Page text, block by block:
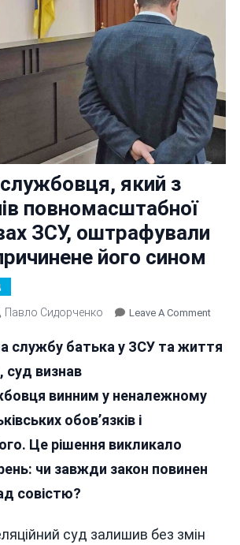
який з
повномасштабної
ЗСУ, оштрафували
його сином
Павло Сидорченко Leave A CommentOn
Який
службу батька у ЗСУ та життя
суд визнав
винним у неналежному
обов’язків і
Це рішення викликало
чи завжди закон повинен
совістю?
суд залишив без змін